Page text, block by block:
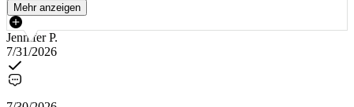
Mehr anzeigen
Jennifer P.
7/31/2026